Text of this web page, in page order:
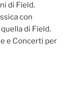
di Field.
con
di Field.
e Concerti per